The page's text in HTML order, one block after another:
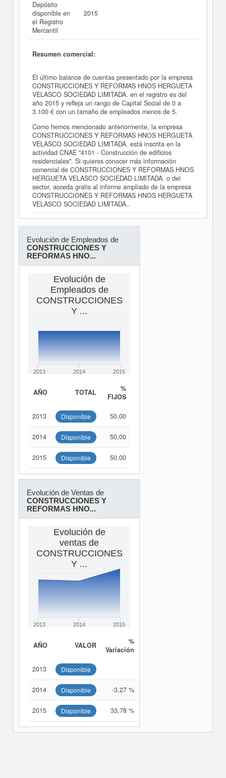
Depósito
disponible en
el Registro
Mercantil
2015
Resumen comercial:
El último balance de cuentas presentado por la empresa
CONSTRUCCIONES Y REFORMAS HNOS HERGUETA
VELASCO SOCIEDAD LIMITADA. en el registro es del
año 2015 y refleja un rango de Capital Social de 0 a
3.100 € con un tamaño de empleados menos de 5.
Como hemos mencionado anteriormente, la empresa
CONSTRUCCIONES Y REFORMAS HNOS HERGUETA
VELASCO SOCIEDAD LIMITADA. está inscrita en la
actividad CNAE "4101 - Construcción de edificios
residenciales". Si quieres conocer más información
comercial de CONSTRUCCIONES Y REFORMAS HNOS
HERGUETA VELASCO SOCIEDAD LIMITADA. o del
sector, acceda gratis al informe ampliado de la empresa
CONSTRUCCIONES Y REFORMAS HNOS HERGUETA
VELASCO SOCIEDAD LIMITADA..
Evolución de Empleados de
CONSTRUCCIONES Y
REFORMAS HNO...
Evolución de
Empleados de
CONSTRUCCIONES
Y ...
2013 2014 2015
AÑO TOTAL
%
FIJOS
2013 Disponible 50,00
2014 Disponible 50,00
2015 Disponible 50,00
Evolución de Ventas de
CONSTRUCCIONES Y
REFORMAS HNO...
Evolución de
ventas de
CONSTRUCCIONES
Y ...
2013 2014 2015
AÑO VALOR
%
Variación
2013 Disponible
2014 Disponible -3,27 %
2015 Disponible 33,78 %